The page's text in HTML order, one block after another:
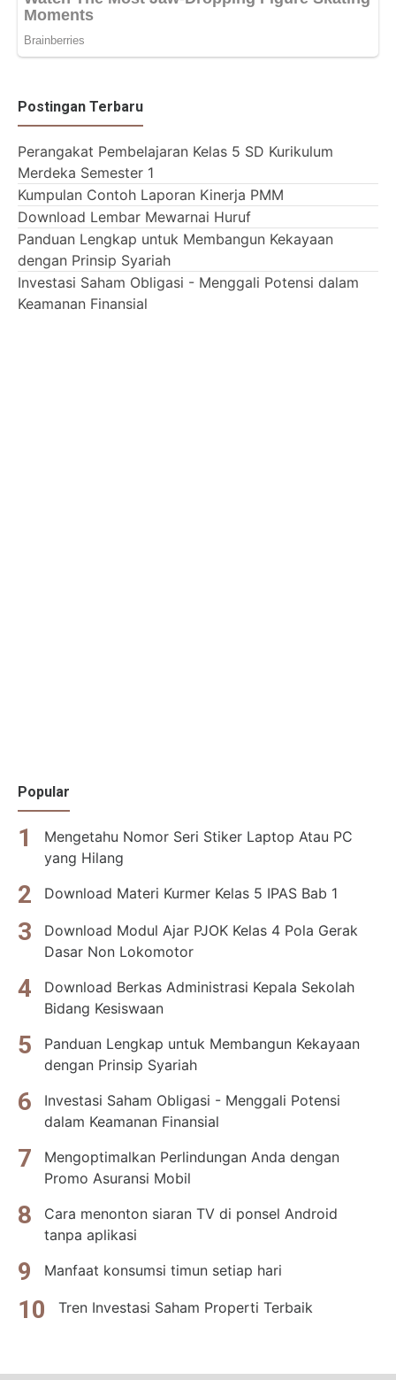
Postingan Terbaru
Perangakat Pembelajaran Kelas 5 SD Kurikulum
Merdeka Semester 1
Kumpulan Contoh Laporan Kinerja PMM
Download Lembar Mewarnai Huruf
Panduan Lengkap untuk Membangun Kekayaan
dengan Prinsip Syariah
Investasi Saham Obligasi - Menggali Potensi dalam
Keamanan Finansial
Popular
Mengetahu Nomor Seri Stiker Laptop Atau PC
yang Hilang
Download Materi Kurmer Kelas 5 IPAS Bab 1
Download Modul Ajar PJOK Kelas 4 Pola Gerak
Dasar Non Lokomotor
Download Berkas Administrasi Kepala Sekolah
Bidang Kesiswaan
Panduan Lengkap untuk Membangun Kekayaan
dengan Prinsip Syariah
Investasi Saham Obligasi - Menggali Potensi
dalam Keamanan Finansial
Mengoptimalkan Perlindungan Anda dengan
Promo Asuransi Mobil
Cara menonton siaran TV di ponsel Android
tanpa aplikasi
Manfaat konsumsi timun setiap hari
Tren Investasi Saham Properti Terbaik